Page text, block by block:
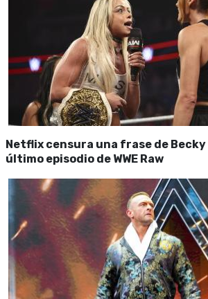
Netflix censura una frase de Becky
último episodio de WWE Raw